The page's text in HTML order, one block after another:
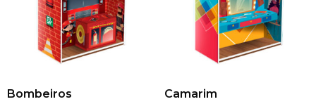
Bombeiros Camarim